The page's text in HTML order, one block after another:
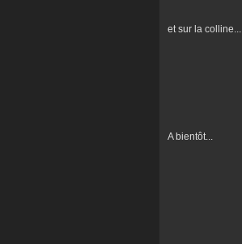
et sur la colline...
A bientôt...